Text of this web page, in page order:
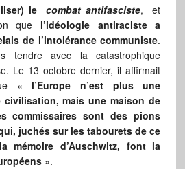
lecombat antifasciste, et
que l’idéologie antiraciste a
de l’intolérance communiste.
avec la catastrophique
Le 13 octobre dernier, il affirmait
« l’Europe n’est plus une
mais une maison de
commissaires sont des pions
juchés sur les tabourets de ce
mémoire d’Auschwitz, font la
».